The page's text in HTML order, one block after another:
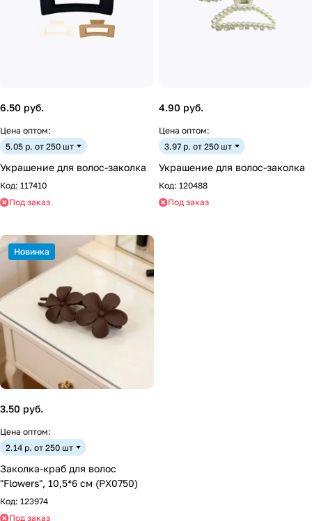
6.50 руб.
Цена оптом:
5.05 р. от 250 шт
Украшение для волос-заколка
Код: 117410
Под заказ
4.90 руб.
Цена оптом:
3.97 р. от 250 шт
Украшение для волос-заколка
Код: 120488
Под заказ
Новинка
3.50 руб.
Цена оптом:
2.14 р. от 250 шт
Заколка-краб для волос
"Flowers", 10,5*6 см (PX0750)
Код: 123974
Под заказ